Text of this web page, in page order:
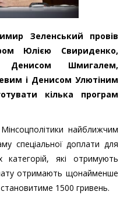
Зеленський провів
Юлією Свириденко,
Денисом Шмигалем,
і Денисом Улютіним
кілька програм
найближчим
спеціальної доплати для
категорій, які отримують
отримають щонайменше
становитиме 1500 гривень.